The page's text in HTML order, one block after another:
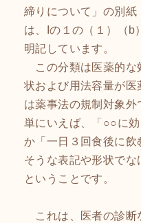
締りについて」の別
は、Iの１の（１）（b
明記しています。
この分類は医薬的な
状および用法容量が医
は薬事法の規制対象
単にいえば、「○○に
か「一日３回食後に飲
そうな表記や形状で
ということです。
これは、医者の診断